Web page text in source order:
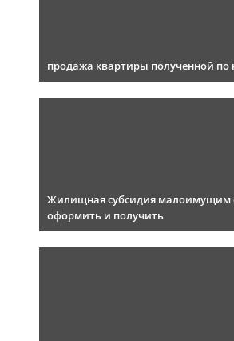
продажа квартиры полученной по
Жилищная субсидия малоимущим
оформить и получить